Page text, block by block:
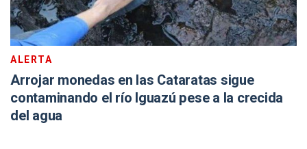
ALERTA
Arrojar monedas en las Cataratas sigue
contaminando el río Iguazú pese a la crecida
del agua